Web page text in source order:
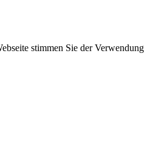
stimmen Sie der Verwendung